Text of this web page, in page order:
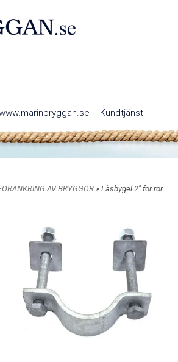
Kundtjänst
AV BRYGGOR » Låsbygel 2" för rör